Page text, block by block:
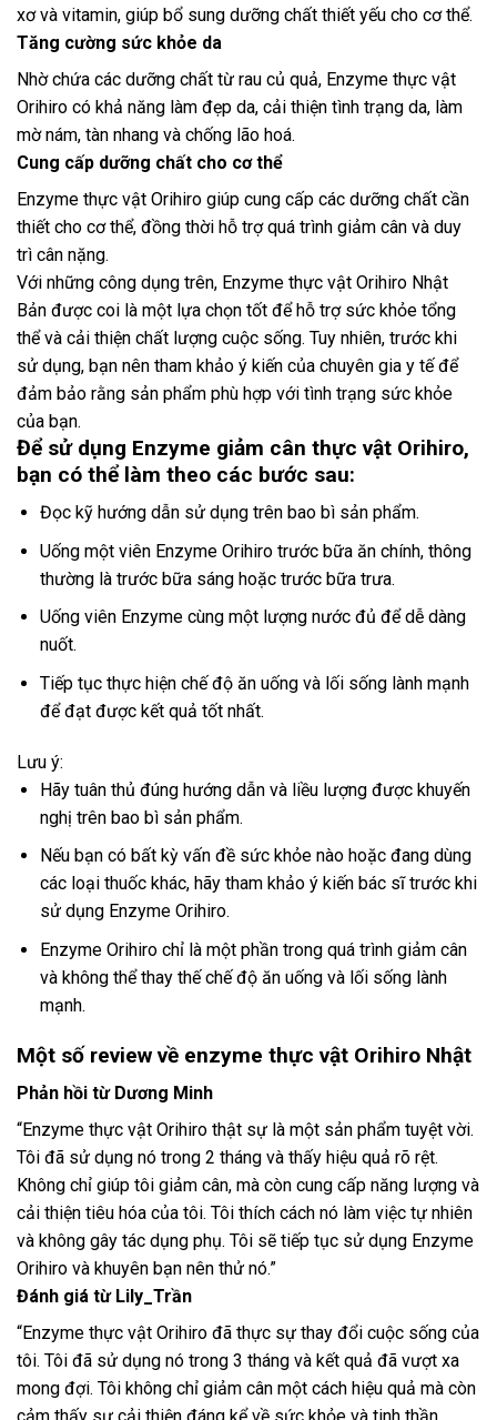
xơ và vitamin, giúp bổ sung dưỡng chất thiết yếu cho cơ thể.
Tăng cường sức khỏe da
Nhờ chứa các dưỡng chất từ rau củ quả, Enzyme thực vật
Orihiro có khả năng làm đẹp da, cải thiện tình trạng da, làm
mờ nám, tàn nhang và chống lão hoá.
Cung cấp dưỡng chất cho cơ thể
Enzyme thực vật Orihiro giúp cung cấp các dưỡng chất cần
thiết cho cơ thể, đồng thời hỗ trợ quá trình giảm cân và duy
trì cân nặng.
Với những công dụng trên, Enzyme thực vật Orihiro Nhật
Bản được coi là một lựa chọn tốt để hỗ trợ sức khỏe tổng
thể và cải thiện chất lượng cuộc sống. Tuy nhiên, trước khi
sử dụng, bạn nên tham khảo ý kiến của chuyên gia y tế để
đảm bảo rằng sản phẩm phù hợp với tình trạng sức khỏe
của bạn.
Để sử dụng Enzyme giảm cân thực vật Orihiro,
bạn có thể làm theo các bước sau:
Đọc kỹ hướng dẫn sử dụng trên bao bì sản phẩm.
Uống một viên Enzyme Orihiro trước bữa ăn chính, thông
thường là trước bữa sáng hoặc trước bữa trưa.
Uống viên Enzyme cùng một lượng nước đủ để dễ dàng
nuốt.
Tiếp tục thực hiện chế độ ăn uống và lối sống lành mạnh
để đạt được kết quả tốt nhất.
Lưu ý:
Hãy tuân thủ đúng hướng dẫn và liều lượng được khuyến
nghị trên bao bì sản phẩm.
Nếu bạn có bất kỳ vấn đề sức khỏe nào hoặc đang dùng
các loại thuốc khác, hãy tham khảo ý kiến bác sĩ trước khi
sử dụng Enzyme Orihiro.
Enzyme Orihiro chỉ là một phần trong quá trình giảm cân
và không thể thay thế chế độ ăn uống và lối sống lành
mạnh.
Một số review về enzyme thực vật Orihiro Nhật
Phản hồi từ Dương Minh
“Enzyme thực vật Orihiro thật sự là một sản phẩm tuyệt vời.
Tôi đã sử dụng nó trong 2 tháng và thấy hiệu quả rõ rệt.
Không chỉ giúp tôi giảm cân, mà còn cung cấp năng lượng và
cải thiện tiêu hóa của tôi. Tôi thích cách nó làm việc tự nhiên
và không gây tác dụng phụ. Tôi sẽ tiếp tục sử dụng Enzyme
Orihiro và khuyên bạn nên thử nó.”
Đánh giá từ Lily_Trần
“Enzyme thực vật Orihiro đã thực sự thay đổi cuộc sống của
tôi. Tôi đã sử dụng nó trong 3 tháng và kết quả đã vượt xa
mong đợi. Tôi không chỉ giảm cân một cách hiệu quả mà còn